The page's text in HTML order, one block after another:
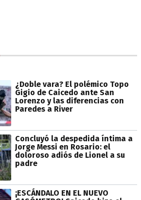
¿Doble vara? El polémico Topo
Gigio de Caicedo ante San
Lorenzo y las diferencias con
Paredes a River
Concluyó la despedida íntima a
Jorge Messi en Rosario: el
doloroso adiós de Lionel a su
padre
¡ESCÁNDALO EN EL NUEVO